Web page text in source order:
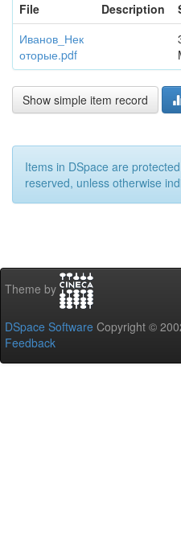
File
Description
Иванов_Нек
оторые.pdf
Show simple item record
Items in DSpace are
reserved, unless otherwise
Theme by
DSpace Software Copyright ©
Feedback